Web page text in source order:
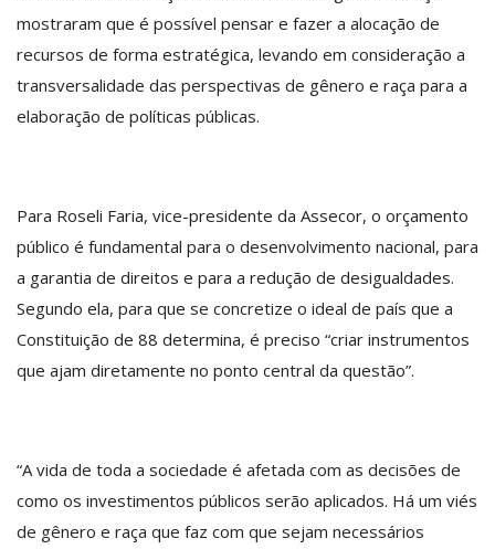
mostraram que é possível pensar e fazer a alocação de
recursos de forma estratégica, levando em consideração a
transversalidade das perspectivas de gênero e raça para a
elaboração de políticas públicas.
Para Roseli Faria, vice-presidente da Assecor, o orçamento
público é fundamental para o desenvolvimento nacional, para
a garantia de direitos e para a redução de desigualdades.
Segundo ela, para que se concretize o ideal de país que a
Constituição de 88 determina, é preciso “criar instrumentos
que ajam diretamente no ponto central da questão”.
“A vida de toda a sociedade é afetada com as decisões de
como os investimentos públicos serão aplicados. Há um viés
de gênero e raça que faz com que sejam necessários